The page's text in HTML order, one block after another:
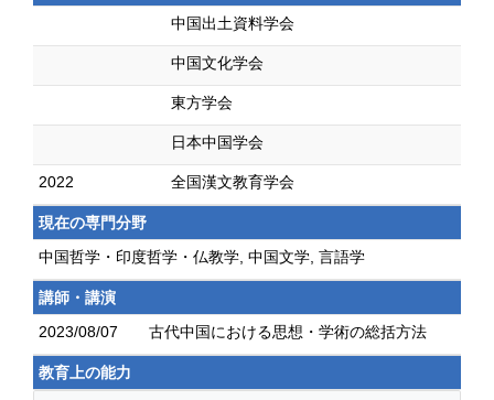
中国出土資料学会
中国文化学会
東方学会
日本中国学会
2022 全国漢文教育学会
現在の専門分野
中国哲学・印度哲学・仏教学, 中国文学, 言語学
講師・講演
2023/08/07
古代中国における思想・学術の総括方法
教育上の能力